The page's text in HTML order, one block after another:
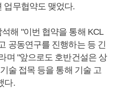
업무협약도 맺었다.
해 "이번 협약을 통해 KCL
공동연구를 진행하는 등 긴
며 "앞으로도 호반건설은 상
술 접목 등을 통해 기술 고
다.